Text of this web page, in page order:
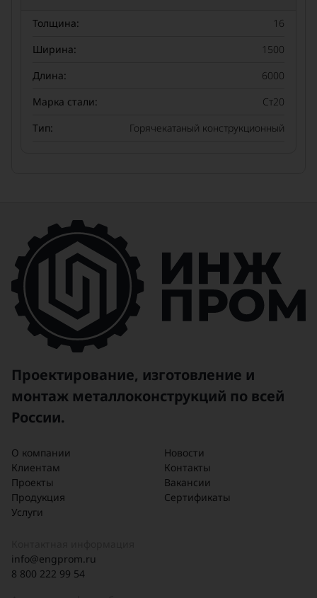
Толщина:
16
Ширина:
1500
Длина:
6000
Марка стали:
Ст20
Тип:
Горячекатаный конструкционный
Проектирование, изготовление и
монтаж металлоконструкций по всей
России.
О компании
Клиентам
Проекты
Продукция
Услуги
Новости
Контакты
Вакансии
Сертификаты
info@engprom.ru
8 800 222 99 54